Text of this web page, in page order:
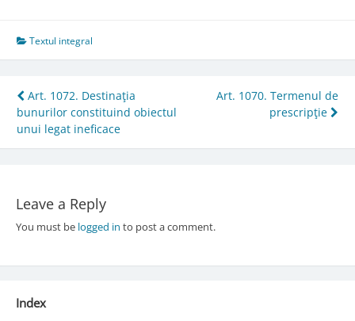
Textul integral
Post
navigation
Art. 1072. Destinaţia
bunurilor constituind obiectul
unui legat ineficace
Art. 1070. Termenul de
prescripţie
Leave a Reply
You must be logged in to post a comment.
Index